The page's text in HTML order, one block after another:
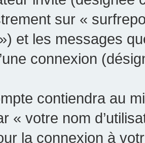
sur «
et les messages
connexion
contiendra au
« votre nom
la connexion à